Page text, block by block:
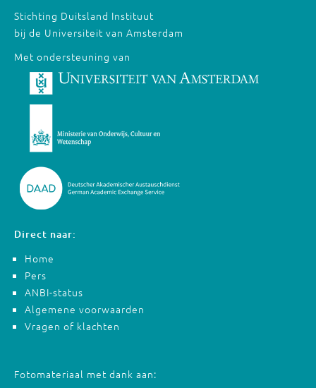
Stichting Duitsland Instituut
bij de Universiteit van Amsterdam
Met ondersteuning van
Direct naar:
Home
Pers
ANBI-status
Algemene voorwaarden
Vragen of klachten
Fotomateriaal met dank aan: